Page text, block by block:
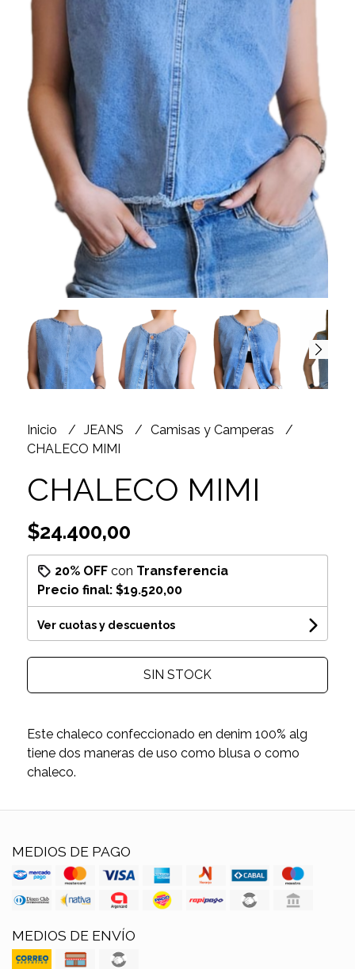
Inicio JEANS
Camisas y Camperas
CHALECO MIMI
CHALECO MIMI
$24.400,00
20% OFFcon Transferencia
Precio final: $19.520,00
Ver cuotas y descuentos
SIN STOCK
Este chaleco confeccionado en denim 100% alg
tiene dos maneras de uso como blusa o como
chaleco.
MEDIOS DE PAGO
MEDIOS DE ENVÍO